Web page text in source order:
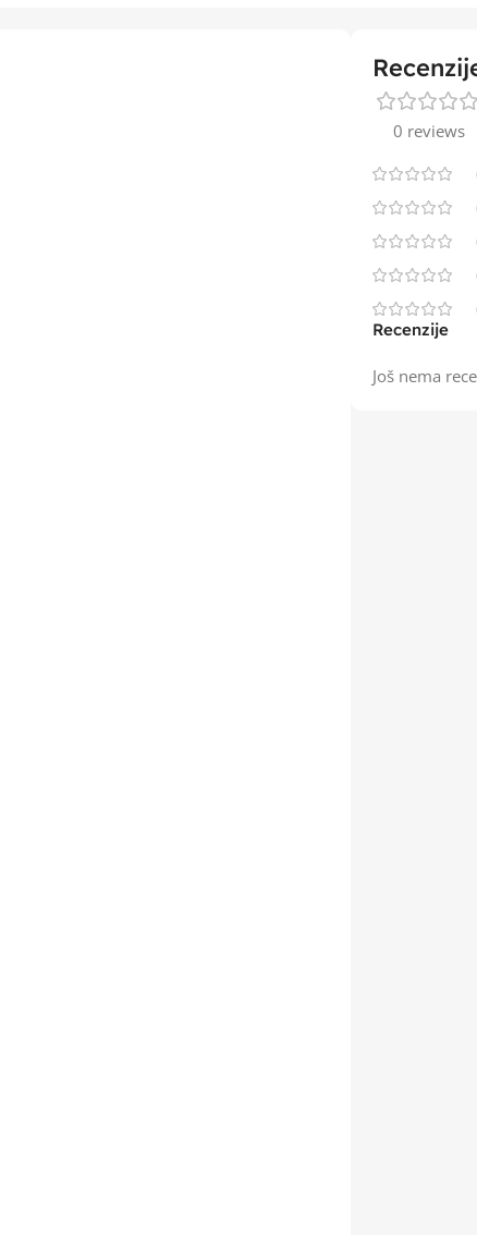
0 reviews
Recenzije
Još nema